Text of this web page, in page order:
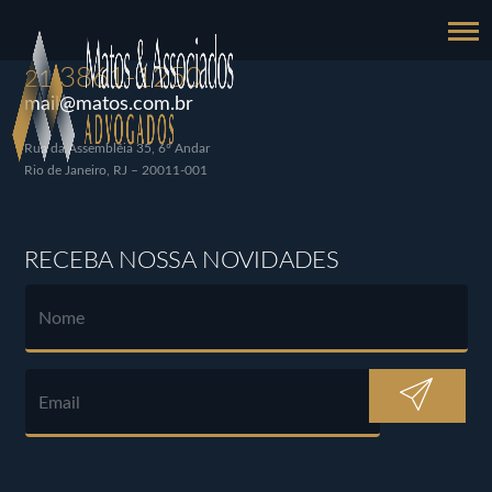
213861-1250
mail@matos.com.br
Rua da Assembléia 35, 6º Andar
Rio de Janeiro, RJ – 20011-001
RECEBA NOSSA NOVIDADES